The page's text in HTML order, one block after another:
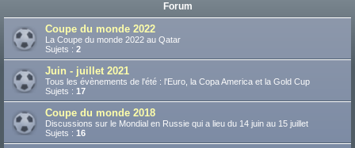
Forum
Coupe du monde 2022
La Coupe du monde 2022 au Qatar
Sujets : 2
Juin - juillet 2021
Tous les évènements de l'été : l'Euro, la Copa America et la Gold Cup
Sujets : 17
Coupe du monde 2018
Discussions sur le Mondial en Russie qui a lieu du 14 juin au 15 juillet
Sujets : 16